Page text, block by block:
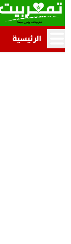
الرئيسية